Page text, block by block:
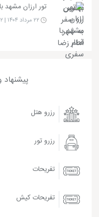
تور ارزان مشهد
رزرو هتل
رزرو تور
تفریحات
تفریحات کیش